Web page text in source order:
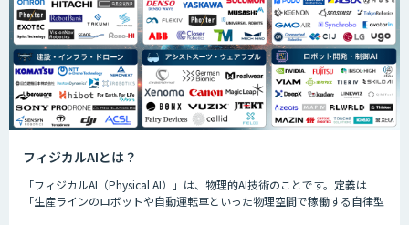
フィジカルAIとは？
「フィジカルAI（Physical AI）」は、物理的AI技術のことです。定義は
「生産ラインのロボットや自動運転車といった物理空間で稼働する自律型